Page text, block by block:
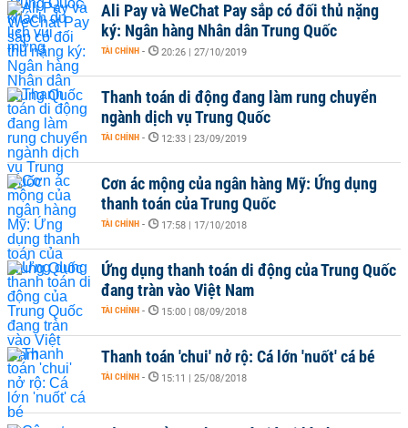
Ali Pay và WeChat Pay sắp có đối thủ nặng
ký: Ngân hàng Nhân dân Trung Quốc
TÀI CHÍNH - 20:26 | 27/10/2019
Thanh toán di động đang làm rung chuyển
ngành dịch vụ Trung Quốc
TÀI CHÍNH - 12:33 | 23/09/2019
Cơn ác mộng của ngân hàng Mỹ: Ứng dụng
thanh toán của Trung Quốc
TÀI CHÍNH - 17:58 | 17/10/2018
Ứng dụng thanh toán di động của Trung Quốc
đang tràn vào Việt Nam
TÀI CHÍNH - 15:00 | 08/09/2018
Thanh toán 'chui' nở rộ: Cá lớn 'nuốt' cá bé
TÀI CHÍNH - 15:11 | 25/08/2018